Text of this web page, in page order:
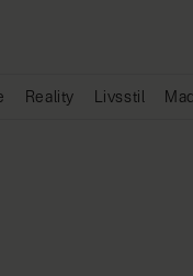
Reality Livsstil Mad